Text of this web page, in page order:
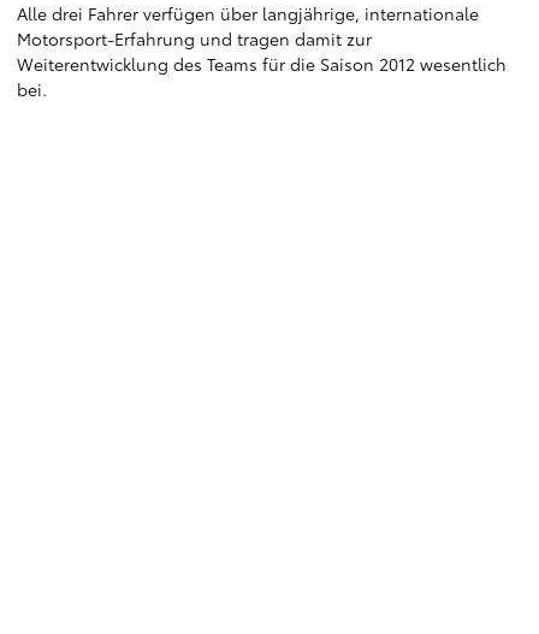
Alle drei Fahrer verfügen über langjährige, internationale
Motorsport-Erfahrung und tragen damit zur
Weiterentwicklung des Teams für die Saison 2012 wesentlich
bei.